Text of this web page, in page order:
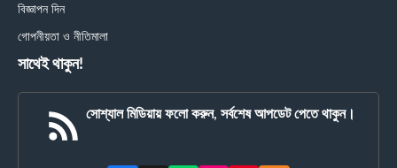
বিজ্ঞাপন দিন
গোপনীয়তা ও নীতিমালা
সাথেই থাকুন!
সোশ্যাল মিডিয়ায় ফলো করুন, সর্বশেষ আপডেট পেতে থাকুন।